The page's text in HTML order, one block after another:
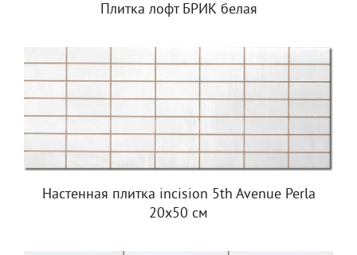
Плитка лофт БРИК белая
Настенная плитка incision 5th Avenue Perla
20x50 см